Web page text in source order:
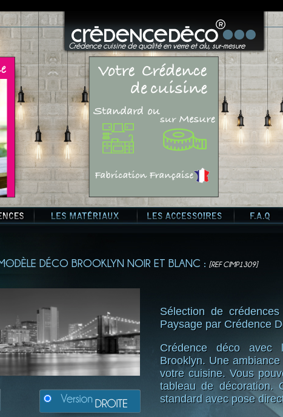
Crédence cuisine de qualité en verre et alu, sur-mesure
DÉCO BROOKLYN NOIR ET BLANC : [REF CIMP1309]
Sélection de
Paysage par Crédence
Crédence déco avec
Brooklyn. Une
votre cuisine. Vous
tableau de décoration.
standard avec pose